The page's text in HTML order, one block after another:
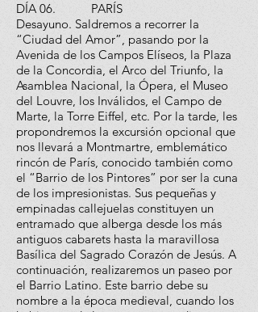
DÍA 06. PARÍS
Desayuno. Saldremos a recorrer la
“Ciudad del Amor”, pasando por la
Avenida de los Campos Elíseos, la Plaza
de la Concordia, el Arco del Triunfo, la
Asamblea Nacional, la Ópera, el Museo
del Louvre, los Inválidos, el Campo de
Marte, la Torre Eiffel, etc. Por la tarde, les
propondremos la excursión opcional que
nos llevará a Montmartre, emblemático
rincón de París, conocido también como
el “Barrio de los Pintores” por ser la cuna
de los impresionistas. Sus pequeñas y
empinadas callejuelas constituyen un
entramado que alberga desde los más
antiguos cabarets hasta la maravillosa
Basílica del Sagrado Corazón de Jesús. A
continuación, realizaremos un paseo por
el Barrio Latino. Este barrio debe su
nombre a la época medieval, cuando los